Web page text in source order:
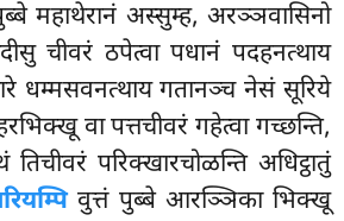
महाथेरानं अस्सुम्ह, अरञ्ञवासिनो
चीवरं ठपेत्वा पधानं पदहनत्थाय
धम्मसवनत्थाय गतानञ्च नेसं सूरिये
वा पत्तचीवरं गहेत्वा गच्छन्ति,
परिक्खारचोळन्ति अधिट्ठातुं
वुत्तं पुब्बे आरञ्ञिका भिक्खू